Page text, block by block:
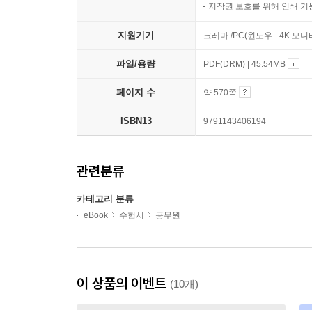
저작권 보호를 위해 인쇄 기
지원기기 크레마 /PC(윈도우 - 4K 모
파일/용량 PDF(DRM) | 45.54MB
페이지 수 약 570쪽
ISBN13 9791143406194
관련분류
카테고리 분류
eBook 수험서 공무원
이 상품의 이벤트 (10개)